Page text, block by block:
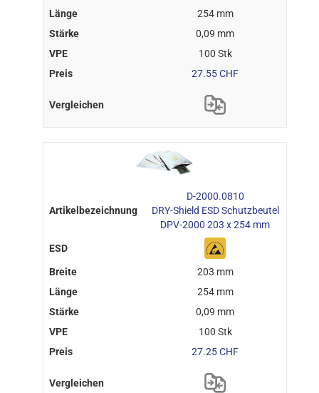
254 mm
0,09 mm
100 Stk
27.55 CHF
D-2000.0810
DRY-Shield ESD Schutzbeutel
DPV-2000 203 x 254 mm
203 mm
254 mm
0,09 mm
100 Stk
27.25 CHF